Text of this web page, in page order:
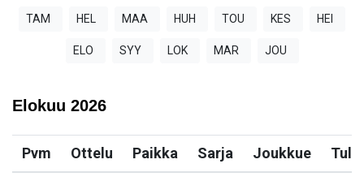
TAM HEL MAA HUH TOU KES HEI
ELO SYY LOK MAR JOU
Elokuu 2026
Pvm Ottelu Paikka Sarja Joukkue